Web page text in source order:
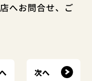
へお問合せ、ご
次へ